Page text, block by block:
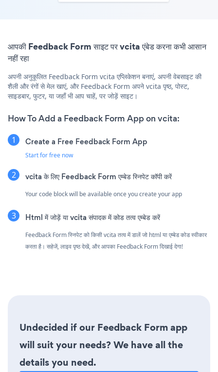
आपकी Feedback Form साइट पर vcita एंबेड करना कभी आसान
नहीं रहा
अपनी अनुकूलित Feedback Form vcita एप्लिकेशन बनाएं, अपनी वेबसाइट की
शैली और रंगों से मेल खाएं, और Feedback Form अपने vcita पृष्ठ, पोस्ट,
साइडबार, फुटर, या जहाँ भी आप चाहें, पर जोड़ें साइट।
How To Add a Feedback Form App on vcita:
Create a Free Feedback Form App
Start for free now
vcita के लिए Feedback Form एम्बेड स्निपेट कॉपी करें
Your code block will be available once you create your app
Html में जोड़ें या vcita संपादक में कोड तत्व एम्बेड करें
Feedback Form स्निपेट को किसी vcita तत्व में डालें जो html या एम्बेड कोड स्वीकार
करता है। सहेजें, लाइव पृष्ठ देखें, और आपका Feedback Form दिखाई देगा!
Undecided if our Feedback Form app
will suit your needs? We have all the
details you need.